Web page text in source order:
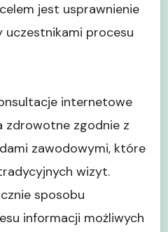
jest usprawnienie
uczestnikami procesu
internetowe
zdrowotne zgodnie z
zawodowymi, które
wizyt.
sposobu
informacji możliwych